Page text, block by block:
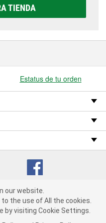
tu vehículo y
TIENDA
"Accept", you consent
cookies.
by visiting Cookie Settings.
Estatus de tu orden
v OST_3.2.0.0.729 (3) cv1361
en las cadenas de suministro
our website.
the use of All the cookies.
by visiting Cookie Settings.